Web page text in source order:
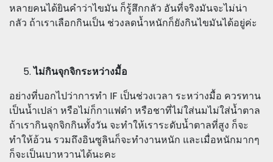
หลายคนได้ยินคำว่าไขมัน ก็รู้สึกกลัว อันที่จริงมันจะไม่น่า
กลัว ถ้าเราเลือกกินเป็น ช่วงลดน้ำหนักก็ยังกินไขมันได้อยู่ค่ะ
ไม่กินจุกจิกระหว่างมื้อ
อย่างที่บอกไปว่าการทำ IF เป็นช่วงเวลา ระหว่างมื้อ ควรทาน
เป็นน้ำเปล่า หรือไม่ก็กาแฟดำ หรือชาที่ไม่ใส่นมไม่ใส่น้ำตาล
ถ้าเรากินจุกจิกกินทั้งวัน จะทำให้เราระดับน้ำตาลที่สูง ก็จะ
ทำให้อ้วน รวมถึงอินซูลินก็จะทำงานหนัก และเมื่อหนักมากๆ
ก็จะเป็นเบาหวานได้นะคะ